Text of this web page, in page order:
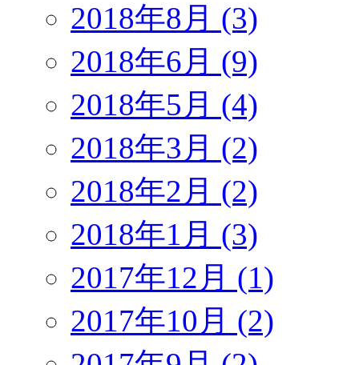
2018年8月 (3)
2018年6月 (9)
2018年5月 (4)
2018年3月 (2)
2018年2月 (2)
2018年1月 (3)
2017年12月 (1)
2017年10月 (2)